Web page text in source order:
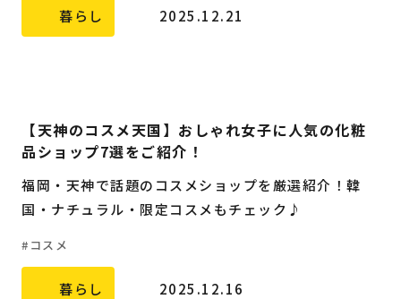
暮らし 2025.12.21
【天神のコスメ天国】おしゃれ女子に人気の化粧
品ショップ7選をご紹介！
福岡・天神で話題のコスメショップを厳選紹介！韓
国・ナチュラル・限定コスメもチェック♪
コスメ
暮らし 2025.12.16